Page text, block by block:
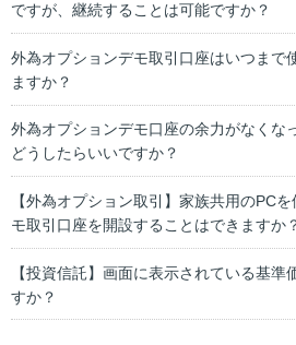
ですが、継続することは可能ですか？
外為オプションデモ取引口座はいつまで
ますか？
外為オプションデモ口座の余力がなくな
どうしたらいいですか？
【外為オプション取引】家族共用のPC
モ取引口座を開設することはできますか
【投資信託】画面に表示されている基準
すか？